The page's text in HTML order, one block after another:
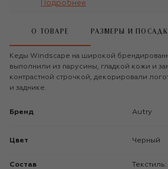
Подробнее
О ТОВАРЕ РАЗМЕРЫ И
Кеды Windscape на широкой
выполнили из парусины, гладкой кожи и
контрастной строчкой, декорировали
и заднике.
Бренд Autry
Цвет Черный
Состав
Текстиль: 70%; Кожа: 30%;